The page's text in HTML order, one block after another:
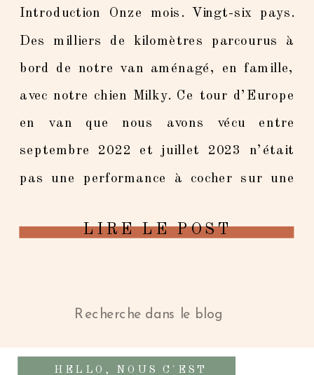
LIRE LE POST
Introduction Onze mois. Vingt-six pays.
Des milliers de kilomètres parcourus à
bord de notre van aménagé, en famille,
avec notre chien Milky. Ce tour d’Europe
en van que nous avons vécu entre
septembre 2022 et juillet 2023 n’était
pas une performance à cocher sur une
organisée, assumée — de voyager
Search
HELLO, NOUS C'EST